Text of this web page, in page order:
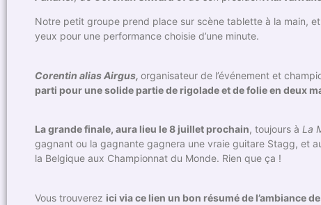
Notre petit groupe prend place sur scène tablette à la main,
yeux pour une performance choisie d’une minute.
Corentin alias Airgus, organisateur de l’événement et
parti pour une solide partie de rigolade et de folie en deux
La grande finale, aura lieu le 8 juillet prochain, toujours à La
gagnant ou la gagnante gagnera une vraie guitare Stagg, et
la Belgique aux Championnat du Monde. Rien que ça !
Vous trouverez ici via ce lien un bon résumé de l’ambiance